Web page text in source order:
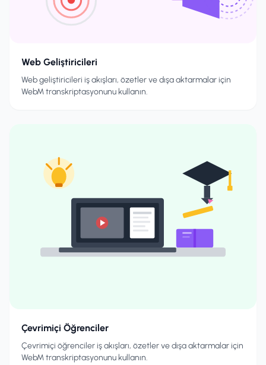
Web Geliştiricileri
Web geliştiricileri iş akışları, özetler ve dışa aktarmalar için
WebM transkriptasyonunu kullanın.
Çevrimiçi Öğrenciler
Çevrimiçi öğrenciler iş akışları, özetler ve dışa aktarmalar için
WebM transkriptasyonunu kullanın.